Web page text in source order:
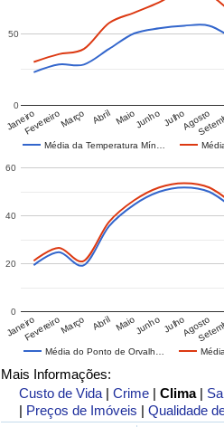
Média da Temperatura Mín…
JaneiroFevereiroMarço Abril MaioJunho JulhoAgosto
0
50
Média do Ponto de Orvalh…
JaneiroFevereiroMarço Abril MaioJunho JulhoAgosto
0
20
40
60
Mais Informações:
Custo de Vida |Crime |Clima |
| Preços de Imóveis |Qualidade